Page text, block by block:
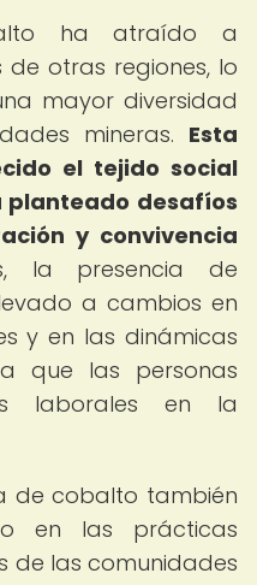
ha atraído a
otras regiones, lo
mayor diversidad
mineras. Esta
el tejido social
planteado desafíos
y convivencia
la presencia de
a cambios en
y en las dinámicas
que las personas
laborales en la
de cobalto también
en las prácticas
de las comunidades